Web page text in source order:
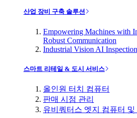
산업 장비 구축 솔루션
Empowering Machines with
Robust Communication
Industrial Vision AI
스마트 리테일 & 도시 서비스
올인원 터치 컴퓨터
판매 시점 관리
유비쿼터스 엣지 컴퓨터 및